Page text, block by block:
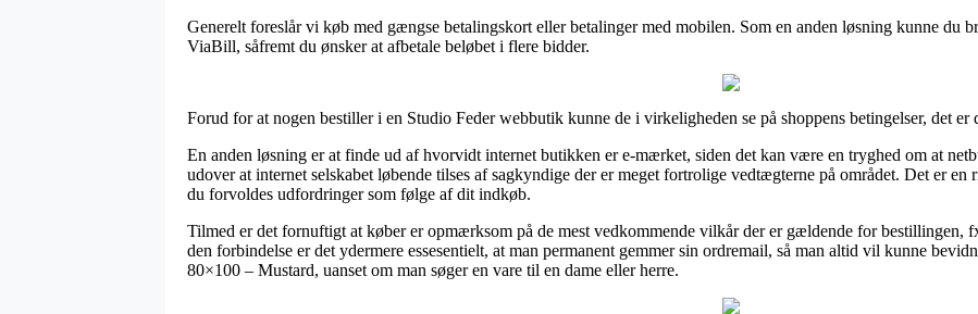
Generelt foreslår vi køb med gængse betalingskort eller betalinger med mobilen. Som en anden løsning kunne du
ViaBill, såfremt du ønsker at afbetale beløbet i flere bidder.
Forud for at nogen bestiller i en Studio Feder webbutik kunne de i virkeligheden se på shoppens betingelser, det
En anden løsning er at finde ud af hvorvidt internet butikken er e-mærket, siden det kan være en tryghed om at
udover at internet selskabet løbende tilses af sagkyndige der er meget fortrolige vedtægterne på området. Det er
du forvoldes udfordringer som følge af dit indkøb.
Tilmed er det fornuftigt at køber er opmærksom på de mest vedkommende vilkår der er gældende for bestillingen,
den forbindelse er det ydermere essesentielt, at man permanent gemmer sin ordremail, så man altid vil kunne
80×100 – Mustard, uanset om man søger en vare til en dame eller herre.